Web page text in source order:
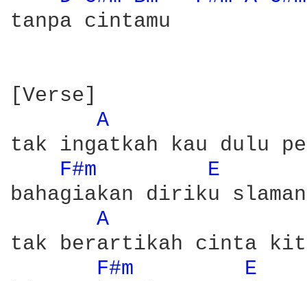
tanpa cintamu
[Verse]
A
tak ingatkah kau dulu
F#m
E
bahagiakan diriku
A
tak berartikah cinta
F#m
E